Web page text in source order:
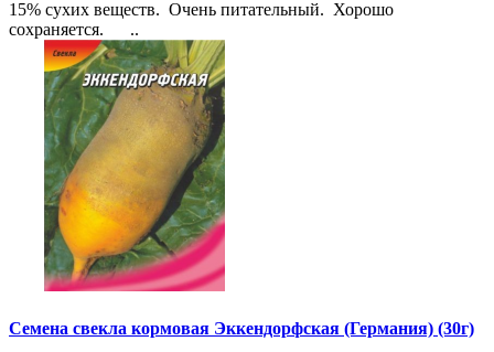
15% сухих веществ. Очень питательный. Хорошо
сохраняется. ..
Семена свекла кормовая Эккендорфская (Германия) (30г)